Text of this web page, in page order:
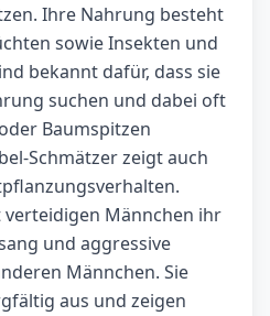
Ihre Nahrung besteht
sowie Insekten und
bekannt dafür, dass sie
suchen und dabei oft
Baumspitzen
Schmätzer zeigt auch
Männchen ihr
und aggressive
Männchen. Sie
aus und zeigen